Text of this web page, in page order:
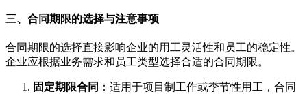
三、合同期限的选择与注意事项
合同期限的选择直接影响企业的用工灵活性和员工的稳定性。
企业应根据业务需求和员工类型选择合适的合同期限。
固定期限合同 ：适用于项目制工作或季节性用工，合同